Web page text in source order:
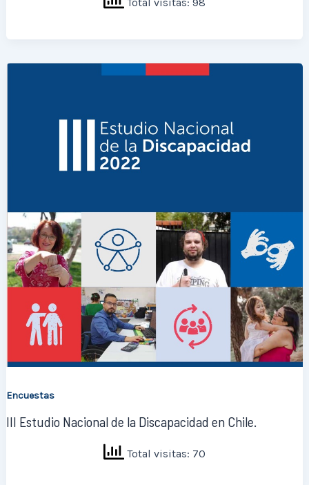
Encuestas
III Estudio Nacional de la Discapacidad en Chile.
Total visitas: 70